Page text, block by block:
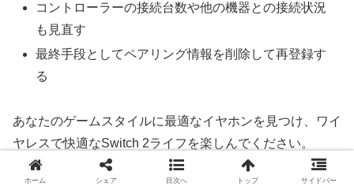
コントローラーの接続台数や他の機器との接続状況
も見直す
最終手段としてペアリング情報を削除して再登録す
る
あなたのゲームスタイルに最適なイヤホンを見つけ、ワイ
ヤレスで快適なSwitch 2ライフを楽しんでください。
ホーム シェア 目次へ トップ サイドバー